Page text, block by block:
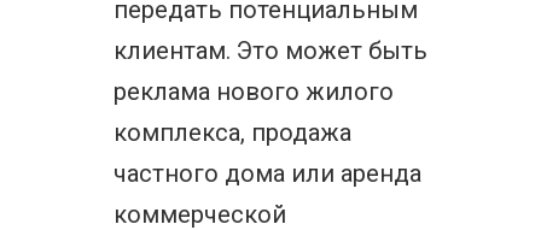
передать потенциальным
клиентам. Это может быть
реклама нового жилого
комплекса, продажа
частного дома или аренда
коммерческой